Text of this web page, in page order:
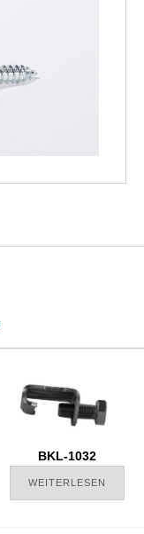
BKL-1032
WEITERLESEN